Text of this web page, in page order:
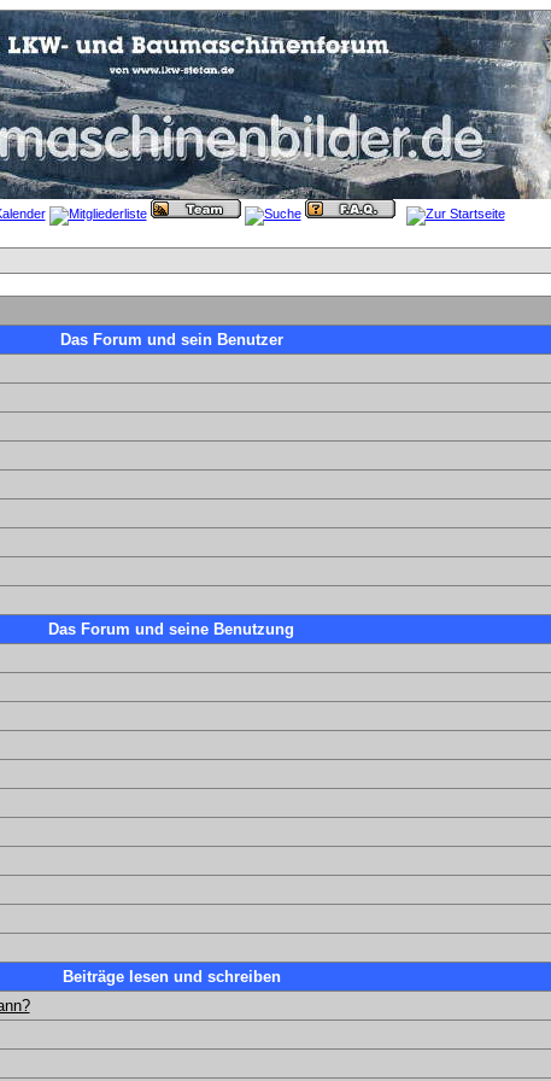
Das Forum und sein Benutzer
Das Forum und seine Benutzung
Beiträge lesen und schreiben